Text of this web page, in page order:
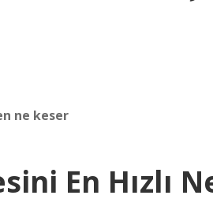
ne keser
En Hızlı